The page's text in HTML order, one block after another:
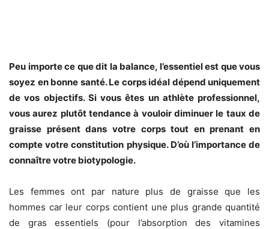
Peu importe ce que dit la balance, l’essentiel est que vous
soyez en bonne santé. Le corps idéal dépend uniquement
de vos objectifs. Si vous êtes un athlète professionnel,
vous aurez plutôt tendance à vouloir diminuer le taux de
graisse présent dans votre corps tout en prenant en
compte votre constitution physique. D’où l’importance de
connaître votre biotypologie.
Les femmes ont par nature plus de graisse que les
hommes car leur corps contient une plus grande quantité
de gras essentiels (pour l’absorption des vitamines